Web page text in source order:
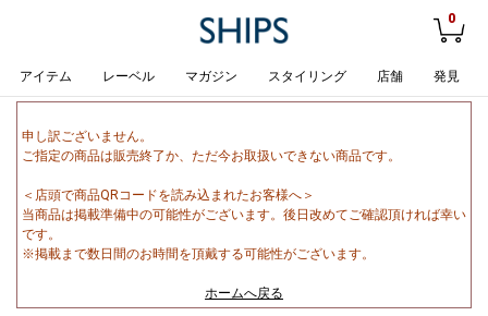
0
アイテム レーベル マガジン スタイリング 店舗 発見
申し訳ございません。
ご指定の商品は販売終了か、ただ今お取扱いできない商品です。
＜店頭で商品QRコードを読み込まれたお客様へ＞
当商品は掲載準備中の可能性がございます。後日改めてご確認頂ければ幸い
です。
※掲載まで数日間のお時間を頂戴する可能性がございます。
ホームへ戻る